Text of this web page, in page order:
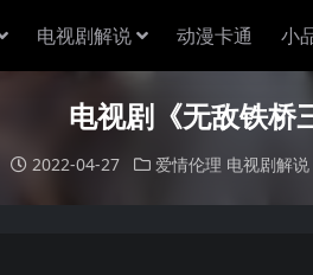
电视剧解说 动漫卡通 小
电视剧《无敌铁桥
2022-04-27 爱情伦理 电视剧解说